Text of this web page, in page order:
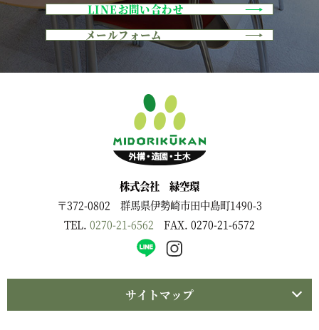
LINEお問い合わせ
メールフォーム
株式会社 緑空環
〒372-0802 群馬県伊勢崎市田中島町1490-3
TEL. 0270-21-6562 FAX. 0270-21-6572
サイトマップ